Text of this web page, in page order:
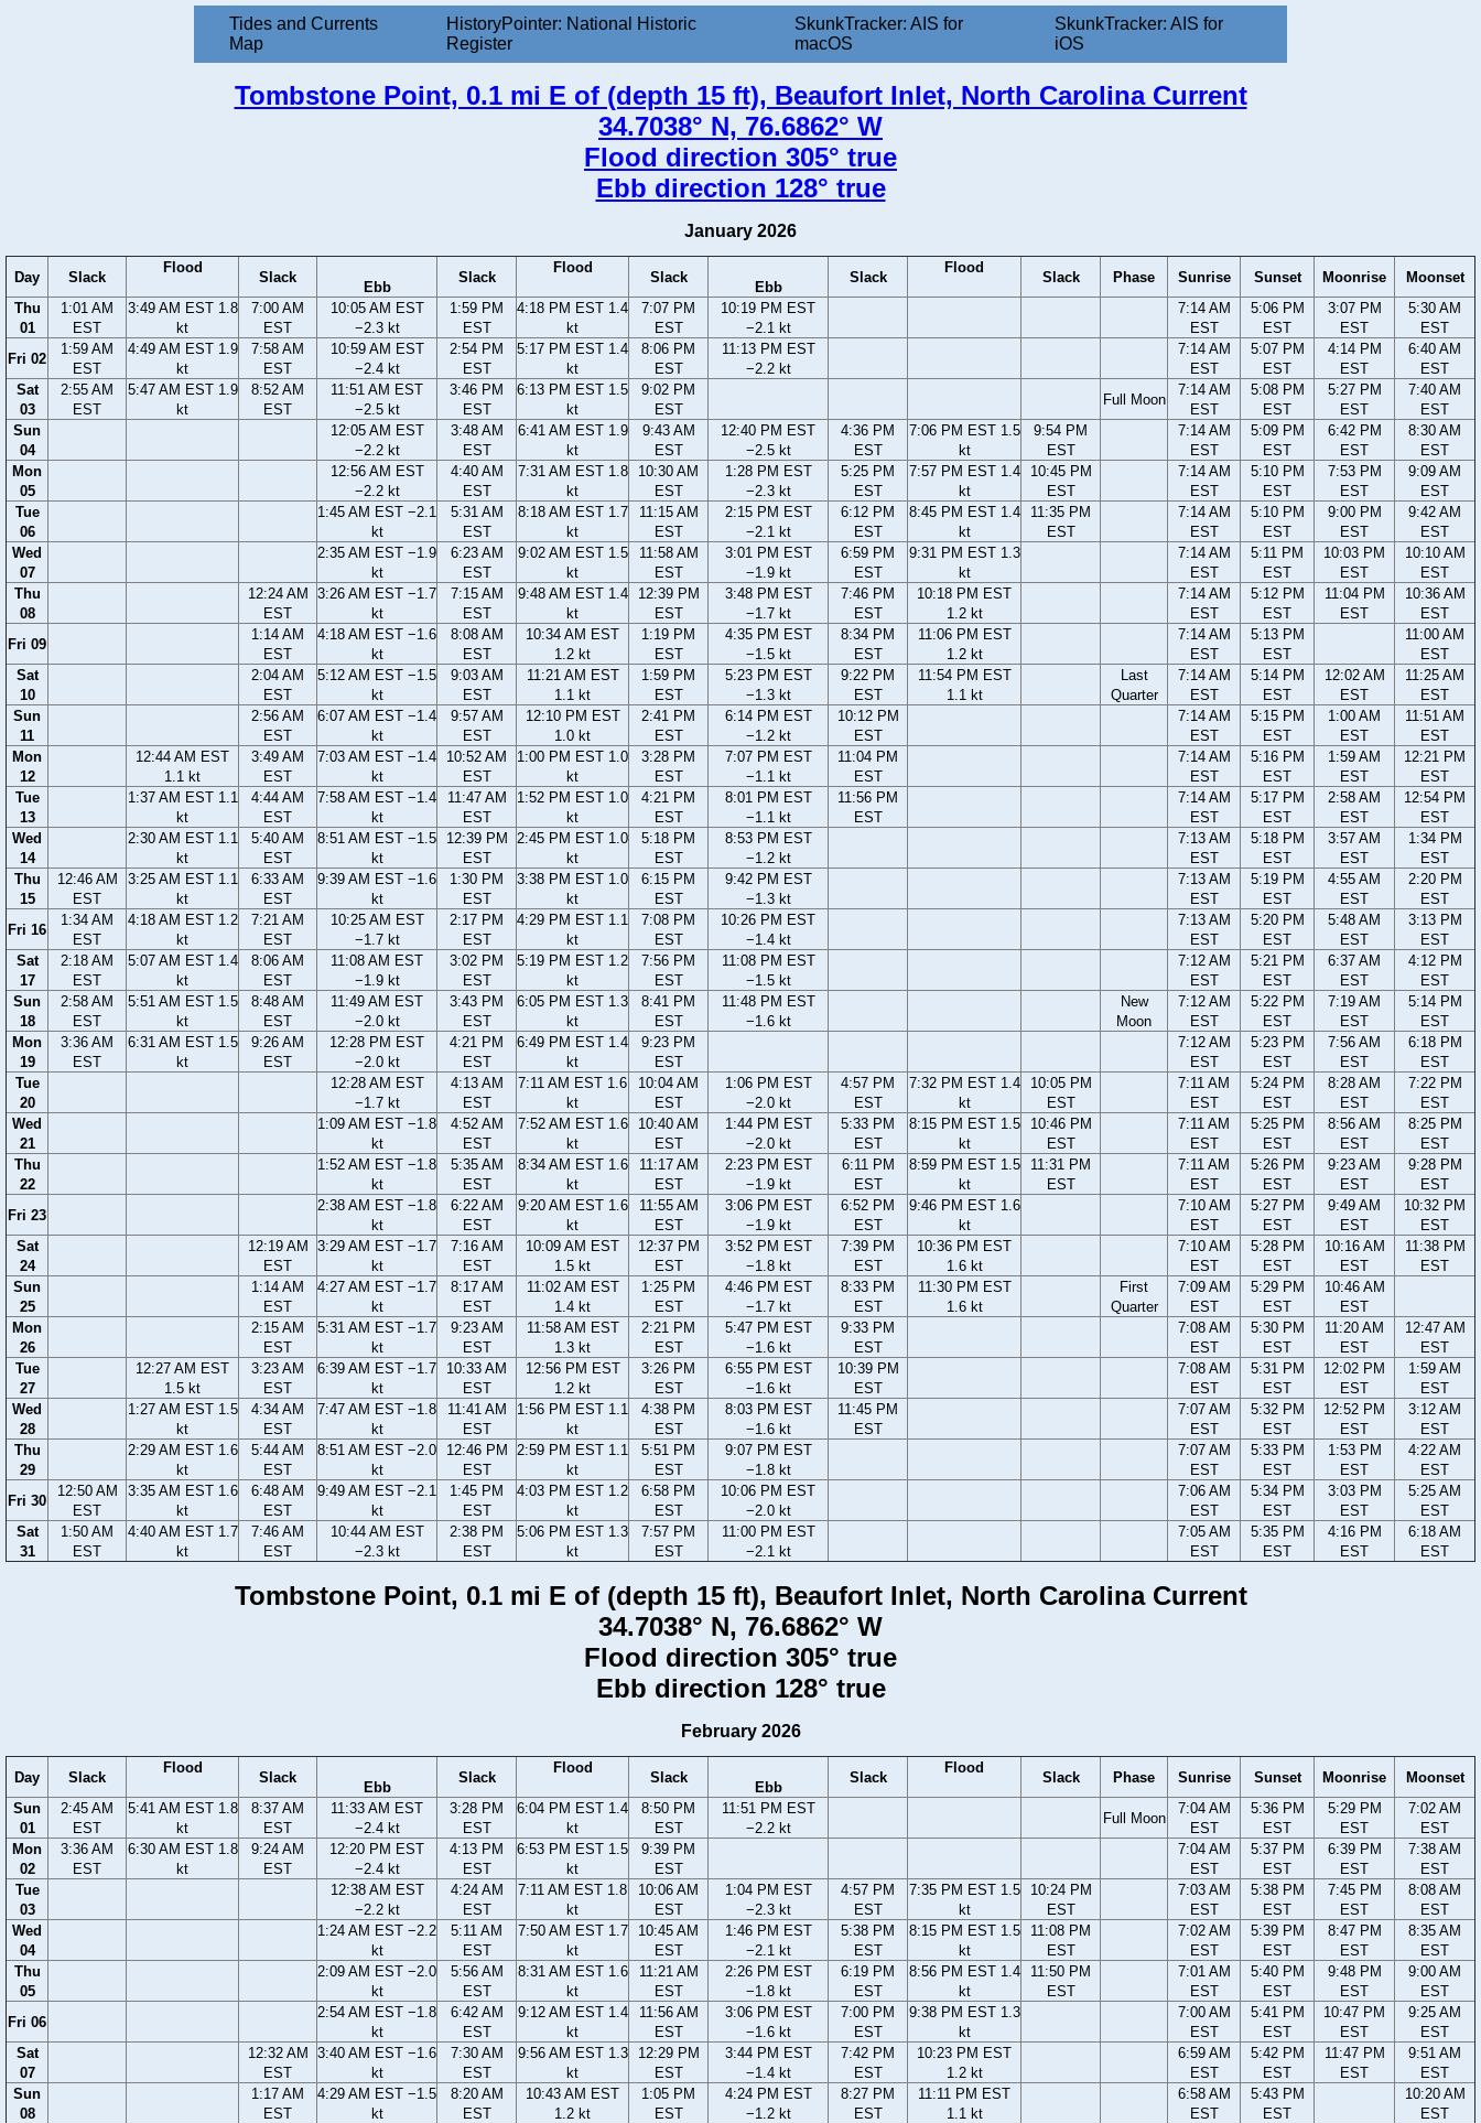
Tides and Currents
Map
HistoryPointer: National Historic
Register
SkunkTracker: AIS for
macOS
SkunkTracker: AIS for
iOS
Tombstone Point, 0.1 mi E of (depth 15 ft), Beaufort Inlet, North Carolina Current
34.7038° N, 76.6862° W
Flood direction 305° true
Ebb direction 128° true
January 2026
Day Slack
Flood
Slack
Ebb
Slack
Flood
Slack
Ebb
Slack
Flood
Slack Phase Sunrise Sunset Moonrise
Moonset
Thu
01
1:01 AM
EST
3:49 AM EST 1.8
kt
7:00 AM
EST
10:05 AM EST
−2.3 kt
1:59 PM
EST
4:18 PM EST 1.4
kt
7:07 PM
EST
10:19 PM EST
−2.1 kt
7:14 AM
EST
5:06 PM
EST
3:07 PM
EST
5:30 AM
EST
Fri 02
1:59 AM
EST
4:49 AM EST 1.9
kt
7:58 AM
EST
10:59 AM EST
−2.4 kt
2:54 PM
EST
5:17 PM EST 1.4
kt
8:06 PM
EST
11:13 PM EST
−2.2 kt
7:14 AM
EST
5:07 PM
EST
4:14 PM
EST
6:40 AM
EST
Sat
03
2:55 AM
EST
5:47 AM EST 1.9
kt
8:52 AM
EST
11:51 AM EST
−2.5 kt
3:46 PM
EST
6:13 PM EST 1.5
kt
9:02 PM
EST
Full Moon
7:14 AM
EST
5:08 PM
EST
5:27 PM
EST
7:40 AM
EST
Sun
04
12:05 AM EST
−2.2 kt
3:48 AM
EST
6:41 AM EST 1.9
kt
9:43 AM
EST
12:40 PM EST
−2.5 kt
4:36 PM
EST
7:06 PM EST 1.5
kt
9:54 PM
EST
7:14 AM
EST
5:09 PM
EST
6:42 PM
EST
8:30 AM
EST
Mon
05
12:56 AM EST
−2.2 kt
4:40 AM
EST
7:31 AM EST 1.8
kt
10:30 AM
EST
1:28 PM EST
−2.3 kt
5:25 PM
EST
7:57 PM EST 1.4
kt
10:45 PM
EST
7:14 AM
EST
5:10 PM
EST
7:53 PM
EST
9:09 AM
EST
Tue
06
1:45 AM EST −2.1
kt
5:31 AM
EST
8:18 AM EST 1.7
kt
11:15 AM
EST
2:15 PM EST
−2.1 kt
6:12 PM
EST
8:45 PM EST 1.4
kt
11:35 PM
EST
7:14 AM
EST
5:10 PM
EST
9:00 PM
EST
9:42 AM
EST
Wed
07
2:35 AM EST −1.9
kt
6:23 AM
EST
9:02 AM EST 1.5
kt
11:58 AM
EST
3:01 PM EST
−1.9 kt
6:59 PM
EST
9:31 PM EST 1.3
kt
7:14 AM
EST
5:11 PM
EST
10:03 PM
EST
10:10 AM
EST
Thu
08
12:24 AM
EST
3:26 AM EST −1.7
kt
7:15 AM
EST
9:48 AM EST 1.4
kt
12:39 PM
EST
3:48 PM EST
−1.7 kt
7:46 PM
EST
10:18 PM EST
1.2 kt
7:14 AM
EST
5:12 PM
EST
11:04 PM
EST
10:36 AM
EST
Fri 09
1:14 AM
EST
4:18 AM EST −1.6
kt
8:08 AM
EST
10:34 AM EST
1.2 kt
1:19 PM
EST
4:35 PM EST
−1.5 kt
8:34 PM
EST
11:06 PM EST
1.2 kt
7:14 AM
EST
5:13 PM
EST
11:00 AM
EST
Sat
10
2:04 AM
EST
5:12 AM EST −1.5
kt
9:03 AM
EST
11:21 AM EST
1.1 kt
1:59 PM
EST
5:23 PM EST
−1.3 kt
9:22 PM
EST
11:54 PM EST
1.1 kt
Last
Quarter
7:14 AM
EST
5:14 PM
EST
12:02 AM
EST
11:25 AM
EST
Sun
11
2:56 AM
EST
6:07 AM EST −1.4
kt
9:57 AM
EST
12:10 PM EST
1.0 kt
2:41 PM
EST
6:14 PM EST
−1.2 kt
10:12 PM
EST
7:14 AM
EST
5:15 PM
EST
1:00 AM
EST
11:51 AM
EST
Mon
12
12:44 AM EST
1.1 kt
3:49 AM
EST
7:03 AM EST −1.4
kt
10:52 AM
EST
1:00 PM EST 1.0
kt
3:28 PM
EST
7:07 PM EST
−1.1 kt
11:04 PM
EST
7:14 AM
EST
5:16 PM
EST
1:59 AM
EST
12:21 PM
EST
Tue
13
1:37 AM EST 1.1
kt
4:44 AM
EST
7:58 AM EST −1.4
kt
11:47 AM
EST
1:52 PM EST 1.0
kt
4:21 PM
EST
8:01 PM EST
−1.1 kt
11:56 PM
EST
7:14 AM
EST
5:17 PM
EST
2:58 AM
EST
12:54 PM
EST
Wed
14
2:30 AM EST 1.1
kt
5:40 AM
EST
8:51 AM EST −1.5
kt
12:39 PM
EST
2:45 PM EST 1.0
kt
5:18 PM
EST
8:53 PM EST
−1.2 kt
7:13 AM
EST
5:18 PM
EST
3:57 AM
EST
1:34 PM
EST
Thu
15
12:46 AM
EST
3:25 AM EST 1.1
kt
6:33 AM
EST
9:39 AM EST −1.6
kt
1:30 PM
EST
3:38 PM EST 1.0
kt
6:15 PM
EST
9:42 PM EST
−1.3 kt
7:13 AM
EST
5:19 PM
EST
4:55 AM
EST
2:20 PM
EST
Fri 16
1:34 AM
EST
4:18 AM EST 1.2
kt
7:21 AM
EST
10:25 AM EST
−1.7 kt
2:17 PM
EST
4:29 PM EST 1.1
kt
7:08 PM
EST
10:26 PM EST
−1.4 kt
7:13 AM
EST
5:20 PM
EST
5:48 AM
EST
3:13 PM
EST
Sat
17
2:18 AM
EST
5:07 AM EST 1.4
kt
8:06 AM
EST
11:08 AM EST
−1.9 kt
3:02 PM
EST
5:19 PM EST 1.2
kt
7:56 PM
EST
11:08 PM EST
−1.5 kt
7:12 AM
EST
5:21 PM
EST
6:37 AM
EST
4:12 PM
EST
Sun
18
2:58 AM
EST
5:51 AM EST 1.5
kt
8:48 AM
EST
11:49 AM EST
−2.0 kt
3:43 PM
EST
6:05 PM EST 1.3
kt
8:41 PM
EST
11:48 PM EST
−1.6 kt
New
Moon
7:12 AM
EST
5:22 PM
EST
7:19 AM
EST
5:14 PM
EST
Mon
19
3:36 AM
EST
6:31 AM EST 1.5
kt
9:26 AM
EST
12:28 PM EST
−2.0 kt
4:21 PM
EST
6:49 PM EST 1.4
kt
9:23 PM
EST
7:12 AM
EST
5:23 PM
EST
7:56 AM
EST
6:18 PM
EST
Tue
20
12:28 AM EST
−1.7 kt
4:13 AM
EST
7:11 AM EST 1.6
kt
10:04 AM
EST
1:06 PM EST
−2.0 kt
4:57 PM
EST
7:32 PM EST 1.4
kt
10:05 PM
EST
7:11 AM
EST
5:24 PM
EST
8:28 AM
EST
7:22 PM
EST
Wed
21
1:09 AM EST −1.8
kt
4:52 AM
EST
7:52 AM EST 1.6
kt
10:40 AM
EST
1:44 PM EST
−2.0 kt
5:33 PM
EST
8:15 PM EST 1.5
kt
10:46 PM
EST
7:11 AM
EST
5:25 PM
EST
8:56 AM
EST
8:25 PM
EST
Thu
22
1:52 AM EST −1.8
kt
5:35 AM
EST
8:34 AM EST 1.6
kt
11:17 AM
EST
2:23 PM EST
−1.9 kt
6:11 PM
EST
8:59 PM EST 1.5
kt
11:31 PM
EST
7:11 AM
EST
5:26 PM
EST
9:23 AM
EST
9:28 PM
EST
Fri 23
2:38 AM EST −1.8
kt
6:22 AM
EST
9:20 AM EST 1.6
kt
11:55 AM
EST
3:06 PM EST
−1.9 kt
6:52 PM
EST
9:46 PM EST 1.6
kt
7:10 AM
EST
5:27 PM
EST
9:49 AM
EST
10:32 PM
EST
Sat
24
12:19 AM
EST
3:29 AM EST −1.7
kt
7:16 AM
EST
10:09 AM EST
1.5 kt
12:37 PM
EST
3:52 PM EST
−1.8 kt
7:39 PM
EST
10:36 PM EST
1.6 kt
7:10 AM
EST
5:28 PM
EST
10:16 AM
EST
11:38 PM
EST
Sun
25
1:14 AM
EST
4:27 AM EST −1.7
kt
8:17 AM
EST
11:02 AM EST
1.4 kt
1:25 PM
EST
4:46 PM EST
−1.7 kt
8:33 PM
EST
11:30 PM EST
1.6 kt
First
Quarter
7:09 AM
EST
5:29 PM
EST
10:46 AM
EST
Mon
26
2:15 AM
EST
5:31 AM EST −1.7
kt
9:23 AM
EST
11:58 AM EST
1.3 kt
2:21 PM
EST
5:47 PM EST
−1.6 kt
9:33 PM
EST
7:08 AM
EST
5:30 PM
EST
11:20 AM
EST
12:47 AM
EST
Tue
27
12:27 AM EST
1.5 kt
3:23 AM
EST
6:39 AM EST −1.7
kt
10:33 AM
EST
12:56 PM EST
1.2 kt
3:26 PM
EST
6:55 PM EST
−1.6 kt
10:39 PM
EST
7:08 AM
EST
5:31 PM
EST
12:02 PM
EST
1:59 AM
EST
Wed
28
1:27 AM EST 1.5
kt
4:34 AM
EST
7:47 AM EST −1.8
kt
11:41 AM
EST
1:56 PM EST 1.1
kt
4:38 PM
EST
8:03 PM EST
−1.6 kt
11:45 PM
EST
7:07 AM
EST
5:32 PM
EST
12:52 PM
EST
3:12 AM
EST
Thu
29
2:29 AM EST 1.6
kt
5:44 AM
EST
8:51 AM EST −2.0
kt
12:46 PM
EST
2:59 PM EST 1.1
kt
5:51 PM
EST
9:07 PM EST
−1.8 kt
7:07 AM
EST
5:33 PM
EST
1:53 PM
EST
4:22 AM
EST
Fri 30
12:50 AM
EST
3:35 AM EST 1.6
kt
6:48 AM
EST
9:49 AM EST −2.1
kt
1:45 PM
EST
4:03 PM EST 1.2
kt
6:58 PM
EST
10:06 PM EST
−2.0 kt
7:06 AM
EST
5:34 PM
EST
3:03 PM
EST
5:25 AM
EST
Sat
31
1:50 AM
EST
4:40 AM EST 1.7
kt
7:46 AM
EST
10:44 AM EST
−2.3 kt
2:38 PM
EST
5:06 PM EST 1.3
kt
7:57 PM
EST
11:00 PM EST
−2.1 kt
7:05 AM
EST
5:35 PM
EST
4:16 PM
EST
6:18 AM
EST
Tombstone Point, 0.1 mi E of (depth 15 ft), Beaufort Inlet, North Carolina Current
34.7038° N, 76.6862° W
Flood direction 305° true
Ebb direction 128° true
February 2026
Day Slack
Flood
Slack
Ebb
Slack
Flood
Slack
Ebb
Slack
Flood
Slack Phase Sunrise Sunset Moonrise
Moonset
Sun
01
2:45 AM
EST
5:41 AM EST 1.8
kt
8:37 AM
EST
11:33 AM EST
−2.4 kt
3:28 PM
EST
6:04 PM EST 1.4
kt
8:50 PM
EST
11:51 PM EST
−2.2 kt
Full Moon
7:04 AM
EST
5:36 PM
EST
5:29 PM
EST
7:02 AM
EST
Mon
02
3:36 AM
EST
6:30 AM EST 1.8
kt
9:24 AM
EST
12:20 PM EST
−2.4 kt
4:13 PM
EST
6:53 PM EST 1.5
kt
9:39 PM
EST
7:04 AM
EST
5:37 PM
EST
6:39 PM
EST
7:38 AM
EST
Tue
03
12:38 AM EST
−2.2 kt
4:24 AM
EST
7:11 AM EST 1.8
kt
10:06 AM
EST
1:04 PM EST
−2.3 kt
4:57 PM
EST
7:35 PM EST 1.5
kt
10:24 PM
EST
7:03 AM
EST
5:38 PM
EST
7:45 PM
EST
8:08 AM
EST
Wed
04
1:24 AM EST −2.2
kt
5:11 AM
EST
7:50 AM EST 1.7
kt
10:45 AM
EST
1:46 PM EST
−2.1 kt
5:38 PM
EST
8:15 PM EST 1.5
kt
11:08 PM
EST
7:02 AM
EST
5:39 PM
EST
8:47 PM
EST
8:35 AM
EST
Thu
05
2:09 AM EST −2.0
kt
5:56 AM
EST
8:31 AM EST 1.6
kt
11:21 AM
EST
2:26 PM EST
−1.8 kt
6:19 PM
EST
8:56 PM EST 1.4
kt
11:50 PM
EST
7:01 AM
EST
5:40 PM
EST
9:48 PM
EST
9:00 AM
EST
Fri 06
2:54 AM EST −1.8
kt
6:42 AM
EST
9:12 AM EST 1.4
kt
11:56 AM
EST
3:06 PM EST
−1.6 kt
7:00 PM
EST
9:38 PM EST 1.3
kt
7:00 AM
EST
5:41 PM
EST
10:47 PM
EST
9:25 AM
EST
Sat
07
12:32 AM
EST
3:40 AM EST −1.6
kt
7:30 AM
EST
9:56 AM EST 1.3
kt
12:29 PM
EST
3:44 PM EST
−1.4 kt
7:42 PM
EST
10:23 PM EST
1.2 kt
6:59 AM
EST
5:42 PM
EST
11:47 PM
EST
9:51 AM
EST
Sun
08
1:17 AM
EST
4:29 AM EST −1.5
kt
8:20 AM
EST
10:43 AM EST
1.2 kt
1:05 PM
EST
4:24 PM EST
−1.2 kt
8:27 PM
EST
11:11 PM EST
1.1 kt
6:58 AM
EST
5:43 PM
EST
10:20 AM
EST